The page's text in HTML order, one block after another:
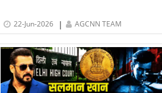
22-Jun-2026 | AGCNN TEAM